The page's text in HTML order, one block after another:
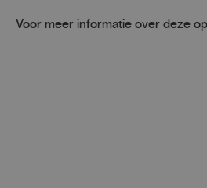
Voor meer informatie over deze